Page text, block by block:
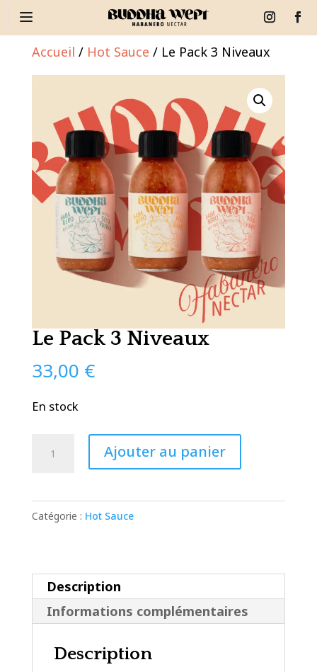
Accueil / Hot Sauce / Le Pack 3 Niveaux
Le Pack 3 Niveaux
33,00 €
En stock
Pack
Ajouter au panier
Catégorie : Hot Sauce
Description
Informations complémentaires
Description